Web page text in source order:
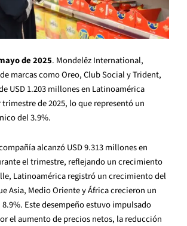
de 2025. Mondelēz International,
marcas como Oreo, Club Social y Trident,
USD 1.203 millones en Latinoamérica
de 2025, lo que representó un
del 3.9%.
alcanzó USD 9.313 millones en
el trimestre, reflejando un crecimiento
Latinoamérica registró un crecimiento del
Asia, Medio Oriente y África crecieron un
8.9%. Este desempeño estuvo impulsado
el aumento de precios netos, la reducción